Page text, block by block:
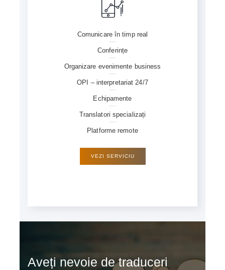
Comunicare în timp real
Conferințe
Organizare evenimente business
OPI – interpretariat 24/7
Echipamente
Translatori specializați
Platforme remote
VEZI SERVICIU
Aveți nevoie de traduceri